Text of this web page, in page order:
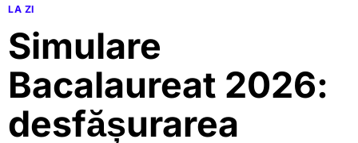
LA ZI
Simulare
Bacalaureat 2026:
desfășurarea